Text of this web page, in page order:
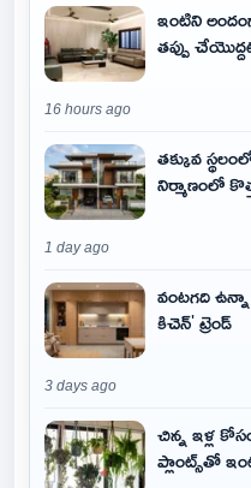
ఇంటిని
తప్పు
16 hours ago
తక్కువ
నిర్మాణంలో
1 day ago
వంటగది
కిచెన్' ట్రెండ్
3 days ago
చిన్న ఇళ్ల
ప్లాంట్స్‌తో